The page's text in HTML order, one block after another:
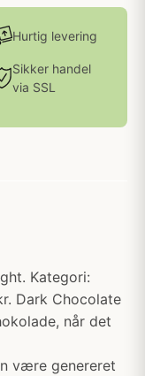
Hurtig levering
Sikker handel
via SSL
Kategori:
Dark Chocolate
når det
være genereret